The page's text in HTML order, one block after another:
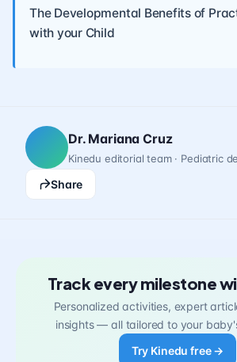
The Developmental Benefits of
with your Child
Dr. Mariana Cruz
Kinedu editorial team · Pediatric
Share
Track every milestone
Personalized activities, expert
insights — all tailored to your
Try Kinedu free →